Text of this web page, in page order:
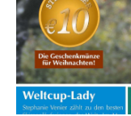
Unsere
Maultrommel